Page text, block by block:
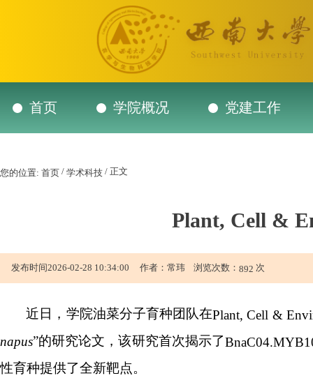
首页 学院概况 党建工作
您的位置: 首页 / 学术科技 / 正文
Plant, Cell &
发布时间2026-02-28 10:34:00 作者：常玮 浏览次数： 892 次
近日，学院油菜分子育种团队在Plant, Cell &
napus”的研究论文，该研究首次揭示了
性育种提供了全新靶点。